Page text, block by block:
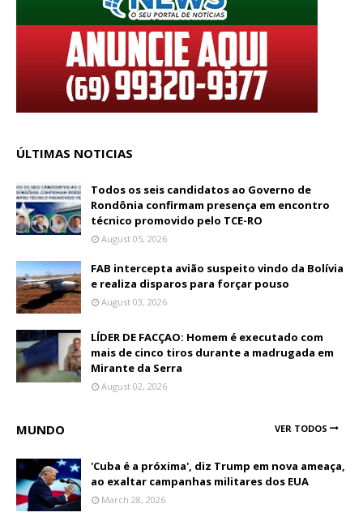
ÚLTIMAS NOTICIAS
Todos os seis candidatos ao Governo de
Rondônia confirmam presença em encontro
técnico promovido pelo TCE-RO
August 05, 2026
FAB intercepta avião suspeito vindo da Bolívia
e realiza disparos para forçar pouso
August 03, 2026
LÍDER DE FACÇAO: Homem é executado com
mais de cinco tiros durante a madrugada em
Mirante da Serra
August 02, 2026
MUNDO VER TODOS
'Cuba é a próxima', diz Trump em nova ameaça,
ao exaltar campanhas militares dos EUA
March 28, 2026